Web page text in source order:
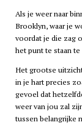
Als je weer naar
Brooklyn, waar je
voordat je die zag
het punt te staan
Het grootse
in je hart precies
gevoel dat
weer van jou zal
tussen belangrijke